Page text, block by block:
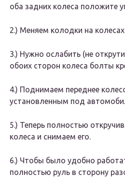
оба задних колеса положите
2.​) Меняем колодки на
3.)​ Нужно ослабить (не
обоих сторон колеса болты
4.​) Поднимаем переднее
установленным под
5.​) Теперь полностью
колеса и снимаем его.
6.​) Чтобы было удобно
полностью руль в сторону